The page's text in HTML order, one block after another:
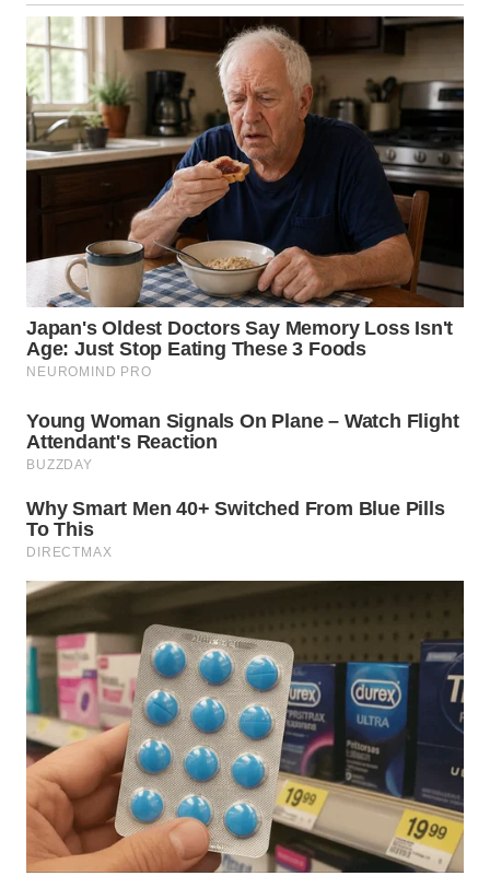
WN
NIAS
WN
LANGKAT
SELATAN
WN
TANJUNG
LESUNG
WN
KARO
SIMALUNGUN
LABUHANBATU
WN
TAPANULI
TENGAH
WN DELI
SERDANG
WN
TEBING